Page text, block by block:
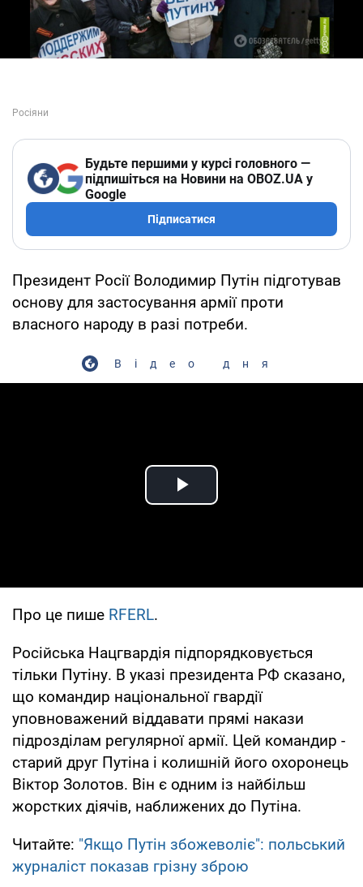
Будьте першими у курсі головного —
підпишіться на Новини на OBOZ.UA у
Google
Підписатися
Президент Росії Володимир Путін підготував
основу для застосування армії проти
власного народу в разі потреби.
Відео дня
Play Video
Про це пише RFERL.
Російська Нацгвардія підпорядковується
тільки Путіну. В указі президента РФ сказано,
що командир національної гвардії
уповноважений віддавати прямі накази
підрозділам регулярної армії. Цей командир -
старий друг Путіна і колишній його охоронець
Віктор Золотов. Він є одним із найбільш
жорстких діячів, наближених до Путіна.
Читайте: "Якщо Путін збожеволіє": польський
журналіст показав грізну зброю